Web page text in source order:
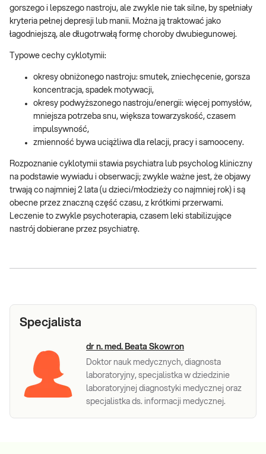
gorszego i lepszego nastroju, ale zwykle nie tak silne, by spełniały
kryteria pełnej depresji lub manii. Można ją traktować jako
łagodniejszą, ale długotrwałą formę choroby dwubiegunowej.
Typowe cechy cyklotymii:
okresy obniżonego nastroju: smutek, zniechęcenie, gorsza
koncentracja, spadek motywacji,
okresy podwyższonego nastroju/energii: więcej pomysłów,
mniejsza potrzeba snu, większa towarzyskość, czasem
impulsywność,
zmienność bywa uciążliwa dla relacji, pracy i samooceny.
Rozpoznanie cyklotymii stawia psychiatra lub psycholog kliniczny
na podstawie wywiadu i obserwacji; zwykle ważne jest, że objawy
trwają co najmniej 2 lata (u dzieci/młodzieży co najmniej rok) i są
obecne przez znaczną część czasu, z krótkimi przerwami.
Leczenie to zwykle psychoterapia, czasem leki stabilizujące
nastrój dobierane przez psychiatrę.
Specjalista
dr n. med. Beata Skowron
Doktor nauk medycznych, diagnosta
laboratoryjny, specjalistka w dziedzinie
laboratoryjnej diagnostyki medycznej oraz
specjalistka ds. informacji medycznej.